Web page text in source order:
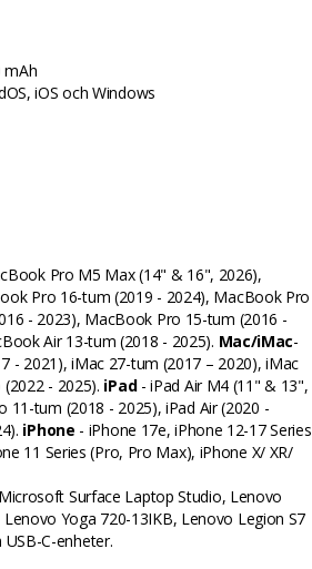
mAh
iOS och Windows
Pro M5 Max (14" & 16", 2026),
Pro 16-tum (2019 - 2024), MacBook Pro
- 2023), MacBook Pro 15-tum (2016 -
Air 13-tum (2018 - 2025). Mac/iMac-
- 2021), iMac 27-tum (2017 – 2020), iMac
- 2025). iPad- iPad Air M4 (11" & 13",
11-tum (2018 - 2025), iPad Air (2020 -
iPhone - iPhone 17e, iPhone 12-17 Series
11 Series (Pro, Pro Max), iPhone X/ XR/
Surface Laptop Studio, Lenovo
Yoga 720-13IKB, Lenovo Legion S7
USB-C-enheter.